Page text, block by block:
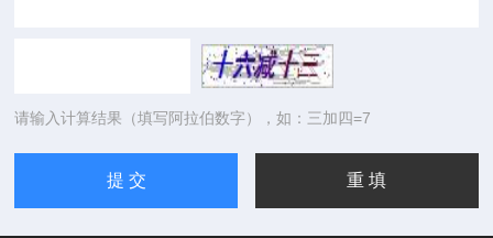
请输入计算结果（填写阿拉伯数字），如：三加四=7